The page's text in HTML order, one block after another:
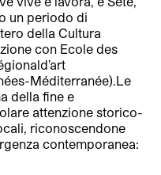
un periodo di
della Cultura
con Ecole des
Méditerranée).Le
della fine e
attenzione storico-
riconoscendone
contemporanea: